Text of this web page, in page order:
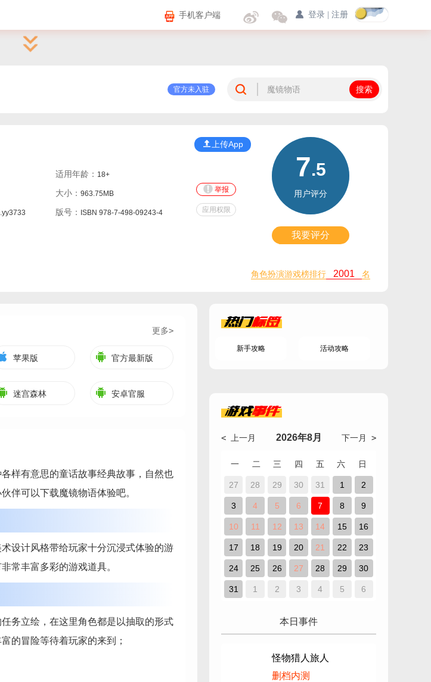
登录 注册
手机客户端
官方未入驻
适用年龄： 18+
大小： 963.75MB
版号： ISBN 978-7-498-09243-4
上传App
举报
应用权限
7.5
用户评分
我要评分
角色扮演游戏榜排行 2001 名
更多>
苹果版 官方最新版
迷宫森林 安卓官服
样有意思的童话故事经典故事，自然也
伴可以下载魔镜物语体验吧。
设计风格带给玩家十分沉浸式体验的游
常丰富多彩的游戏道具。
务立绘，在这里角色都是以抽取的形式
的冒险等待着玩家的来到；
热门标签
新手攻略 活动攻略
游戏事件
< 上一月 2026年8月 下一月 >
一 二 三 四 五 六 日
27 28 29 30 31 1 2
3 4 5 6 7 8 9
10 11 12 13 14 15 16
17 18 19 20 21 22 23
24 25 26 27 28 29 30
31 1 2 3 4 5 6
本日事件
怪物猎人旅人
删档内测